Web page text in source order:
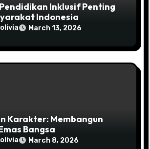
Inklusif Penting
Indonesia
March 13, 2026
Karakter: Membangun
Bangsa
March 8, 2026